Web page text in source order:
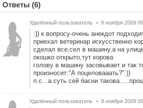
Ответы (6)
Удалённый пользователь 9 ноября 2009
:)) к вопросу-очень анекдот
приехал ветеринар искусственно
сделал все,сел в машину,а на
окошко открыто,тут корова
голову в машину засовывает и так
произносит:"А поцеловааать?":))
п.с...а суть сей басни
Удалённый пользователь 9 ноября 2009